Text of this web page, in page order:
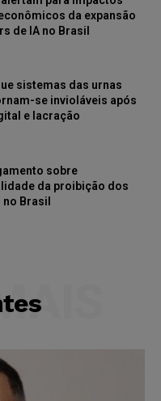
da expansão
de IA no Brasil
sistemas das urnas
se invioláveis após
e lacração
sobre
da proibição dos
Brasil